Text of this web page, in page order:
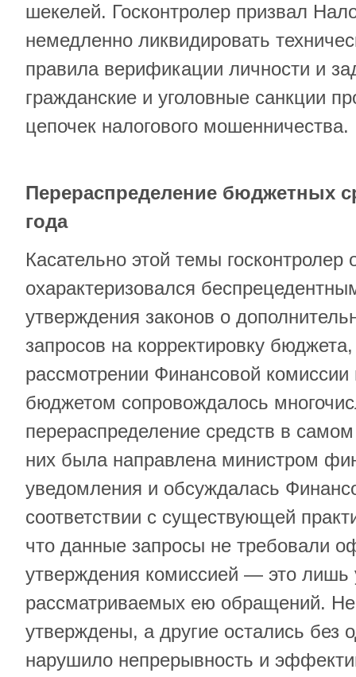
шекелей. Госконтролер призвал
немедленно ликвидировать
правила верификации личности и
гражданские и уголовные санкции
цепочек налогового мошенничества.
Перераспределение бюджетных
года
Касательно этой темы госконтролер
охарактеризовался
утверждения законов о
запросов на корректировку
рассмотрении Финансовой
бюджетом сопровождалось
перераспределение средств в
них была направлена министром
уведомления и обсуждалась
соответствии с существующей
что данные запросы не требовали
утверждения комиссией — это лишь
рассматриваемых ею обращений.
утверждены, а другие остались без
нарушило непрерывность и